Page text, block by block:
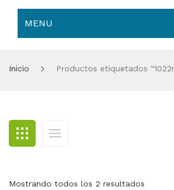
MENU
BLOG
CONTACTO
Inicio Productos etiquetados
Mostrando todos los 2 resultados